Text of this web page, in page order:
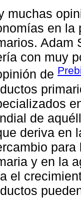
muchas
en la
Adam
con muy
de
de
deriva en
y en la
el